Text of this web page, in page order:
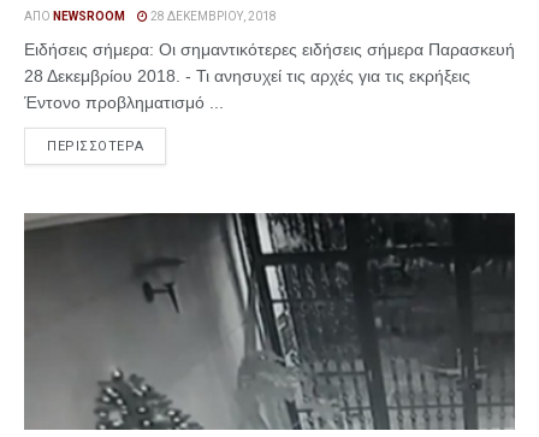
ΑΠΌ NEWSROOM 28 ΔΕΚΕΜΒΡΊΟΥ, 2018
Ειδήσεις σήμερα: Οι σημαντικότερες ειδήσεις σήμερα Παρασκευή
28 Δεκεμβρίου 2018. - Τι ανησυχεί τις αρχές για τις εκρήξεις
Έντονο προβληματισμό ...
ΠΕΡΙΣΣΟΤΕΡΑ